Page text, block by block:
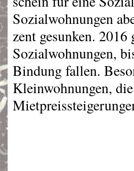
Sozialwohnungen
zent gesunken.
Sozialwohnungen,
Bindung fallen.
Kleinwohnungen,